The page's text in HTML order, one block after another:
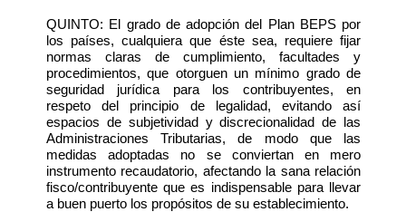
QUINTO: El grado de adopción del Plan BEPS por
los países, cualquiera que éste sea, requiere fijar
normas claras de cumplimiento, facultades y
procedimientos, que otorguen un mínimo grado de
seguridad jurídica para los contribuyentes, en
respeto del principio de legalidad, evitando así
espacios de subjetividad y discrecionalidad de las
Administraciones Tributarias, de modo que las
medidas adoptadas no se conviertan en mero
instrumento recaudatorio, afectando la sana relación
fisco/contribuyente que es indispensable para llevar
a buen puerto los propósitos de su establecimiento.